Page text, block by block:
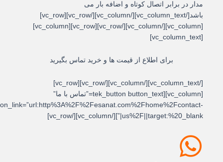
مدار در برابر اتصال کوتاه و اضافه بار می
باشد[/vc_column_text][/vc_column][/vc_row][vc_row]
[vc_column][/vc_column][/vc_row][vc_row][vc_column]
برای اطلاع از قیمت ها و خرید تماس بگیرید
[/vc_column_text][/vc_column][/vc_row][vc_row]
[vc_column][tek_button button_text=”تماس با ما”
button_link=”url:http%3A%2F%2Fesanat.com%2Fhome%2Fcontact-
us%2F||target:%20_blank|”][/vc_column][/vc_row]